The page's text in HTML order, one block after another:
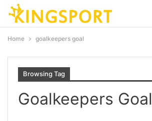
Home goalkeepers goal
Browsing Tag
Goalkeepers Goal